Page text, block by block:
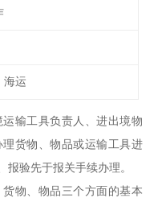
海运
输工具负责人、进出境物
货物、物品或运输工具进
验先于报关手续办理。
物、物品三个方面的基本